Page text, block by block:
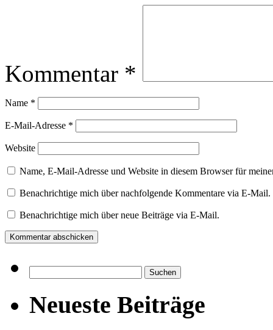
Kommentar *
Name *
E-Mail-Adresse *
Website
Name, E-Mail-Adresse und Website in diesem Browser für
Benachrichtige mich über nachfolgende Kommentare via E-Mail.
Benachrichtige mich über neue Beiträge via E-Mail.
nach:
Neueste Beiträge